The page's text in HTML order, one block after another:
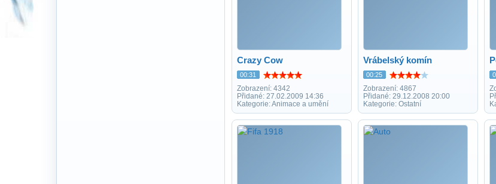
Crazy Cow
00:31
Zobrazení: 4342
Přidané: 27.02.2009 14:36
Kategorie: Animace a umění
Vrábelský komín
00:25
Zobrazení: 4867
Přidané: 29.12.2008 20:00
Kategorie: Ostatní